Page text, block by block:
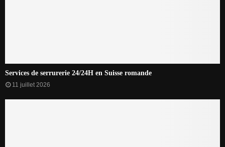
Services de serrurerie 24/24H en Suisse romande
11 juillet 2026